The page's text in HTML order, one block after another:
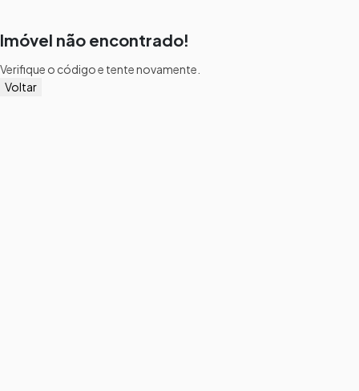
Imóvel não encontrado!
Verifique o código e tente novamente.
Voltar